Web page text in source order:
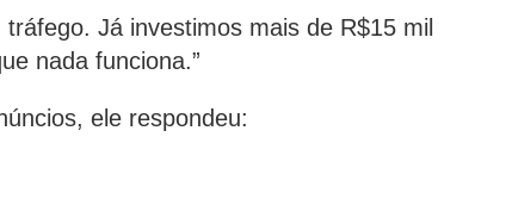
Já investimos mais de R$15 mil
nada funciona.”
ele respondeu: